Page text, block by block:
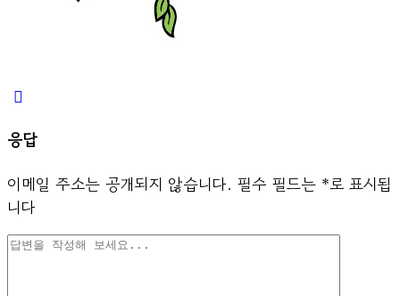
응답
이메일 주소는 공개되지 않습니다. 필수 필드는 *로 표시됩
니다